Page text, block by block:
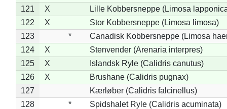
121
X
Lille Kobbersneppe (Limosa
122
X
Stor Kobbersneppe (Limosa limosa)
123
*
Canadisk Kobbersneppe (Limosa
124
X
Stenvender (Arenaria interpres)
125
X
Islandsk Ryle (Calidris canutus)
126
X
Brushane (Calidris pugnax)
127
Kærløber (Calidris falcinellus)
128
*
Spidshalet Ryle (Calidris acuminata)